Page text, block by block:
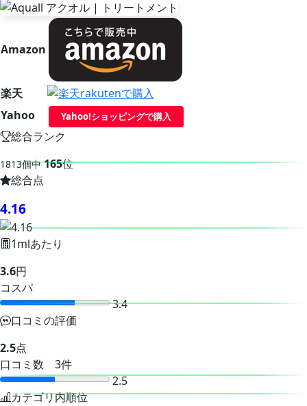
Amazon
楽天
Yahoo
Yahoo!ショッピングで購入
総合ランク
1813個中 165位
総合点
4.16
1mlあたり
3.6円
コスパ
3.4
口コミの評価
2.5点
口コミ数 3件
2.5
カテゴリ内順位